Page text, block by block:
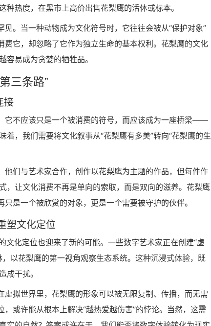
热度，在黑市上高价出售花梨鹰的活体或标本。
。当一种动物成为文化符号时，它往往会被从“保护对象”
费它，却忽略了它作为独立生命的基本权利。花梨鹰的文化
容易成为贪婪的牺牲品。
三条路”
接
它不应该只是一个被消费的符号，而应该成为一座桥梁——
，我们需要将文化叙事从“花梨鹰有多美”转向“花梨鹰的生
他们与艺术家合作，创作以花梨鹰为主题的作品，但每件作
，让文化消费不再是单向的索取，而是双向的滋养。花梨鹰
是一个被欣赏的对象，更是一个需要被守护的伙伴。
塑文化定位
化定位也迎来了新的可能。一些数字艺术家正在创建“虚
以花梨鹰的第一视角观察生态系统。这种沉浸式体验，既
成干扰。
虚拟世界里，花梨鹰的形象可以被无限复制、传播，而无需
或许能从根本上解决“越热爱越伤害”的悖论。当然，这需